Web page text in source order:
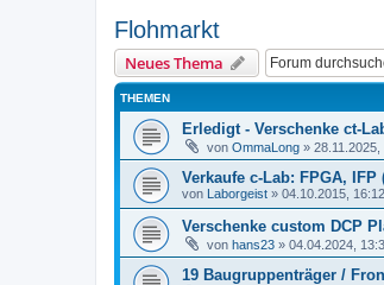
Flohmarkt
Neues Thema
THEMEN
Erledigt - Verschenke ct-
von OmmaLong » 28.11.2025,
Verkaufe c-Lab: FPGA, IFP
von Laborgeist » 04.10.2015, 16:12
Verschenke custom DCP
von hans23 » 04.04.2024,
19 Baugruppenträger /